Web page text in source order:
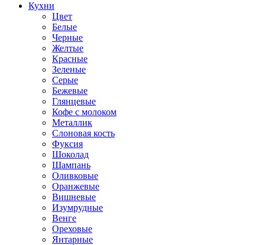
Кухни
Цвет
Белые
Черные
Желтые
Красные
Зеленые
Серые
Бежевые
Глянцевые
Кофе с молоком
Металлик
Слоновая кость
Фуксия
Шоколад
Шампань
Оливковые
Оранжевые
Вишневые
Изумрудные
Венге
Ореховые
Янтарные